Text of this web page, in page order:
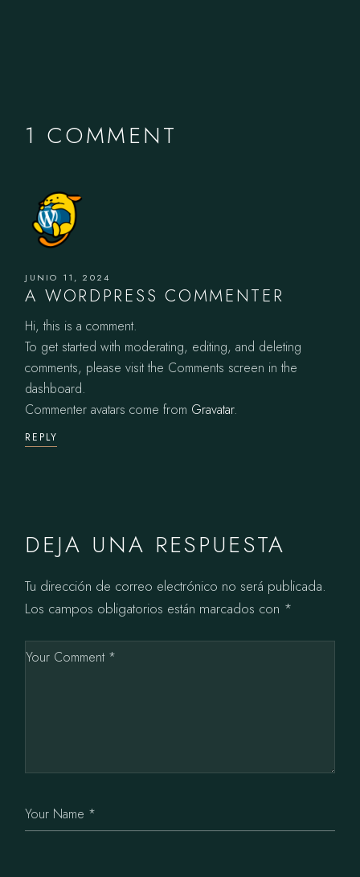
1 COMMENT
JUNIO 11, 2024
A WORDPRESS COMMENTER
Hi, this is a comment.
To get started with moderating, editing, and deleting
comments, please visit the Comments screen in the
dashboard.
Commenter avatars come from Gravatar.
REPLY
DEJA UNA RESPUESTA
Tu dirección de correo electrónico no será publicada.
Los campos obligatorios están marcados con *